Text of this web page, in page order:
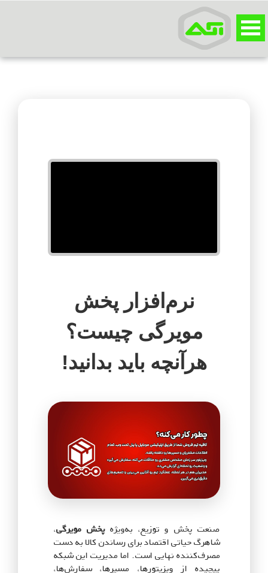
نرم‌افزار پخش
مویرگی چیست؟
هرآنچه باید بدانید!
صنعت پخش و توزیع، به‌ویژه پخش مویرگی،
شاهرگ حیاتی اقتصاد برای رساندن کالا به دست
مصرف‌کننده نهایی است. اما مدیریت این شبکه
پیچیده از ویزیتورها، مسیرها، سفارش‌ها،